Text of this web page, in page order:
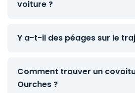
voiture ?
Y a-t-il des péages sur le
Comment trouver un
Ourches ?